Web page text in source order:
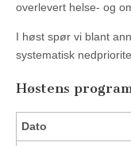
overlevert helse- og
I høst spør vi blant
systematisk
Høstens
Dato